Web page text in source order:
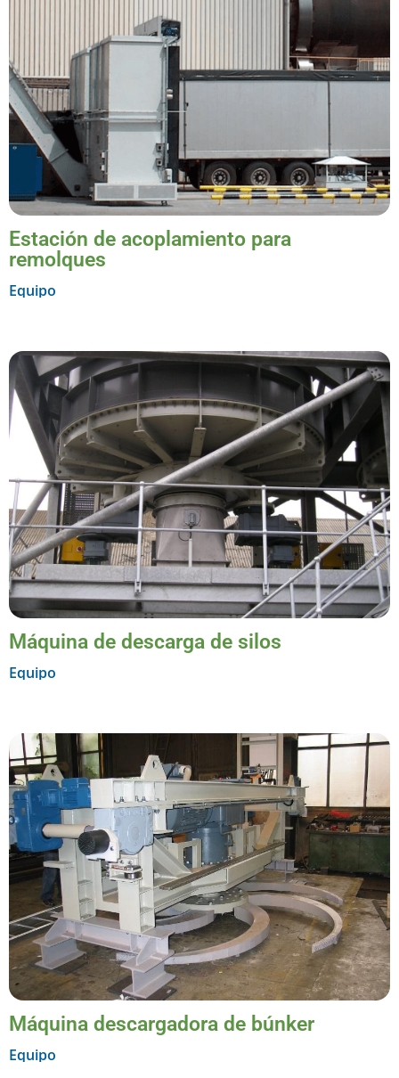
Estación de acoplamiento para
remolques
Equipo
Máquina de descarga de silos
Equipo
Máquina descargadora de búnker
Equipo